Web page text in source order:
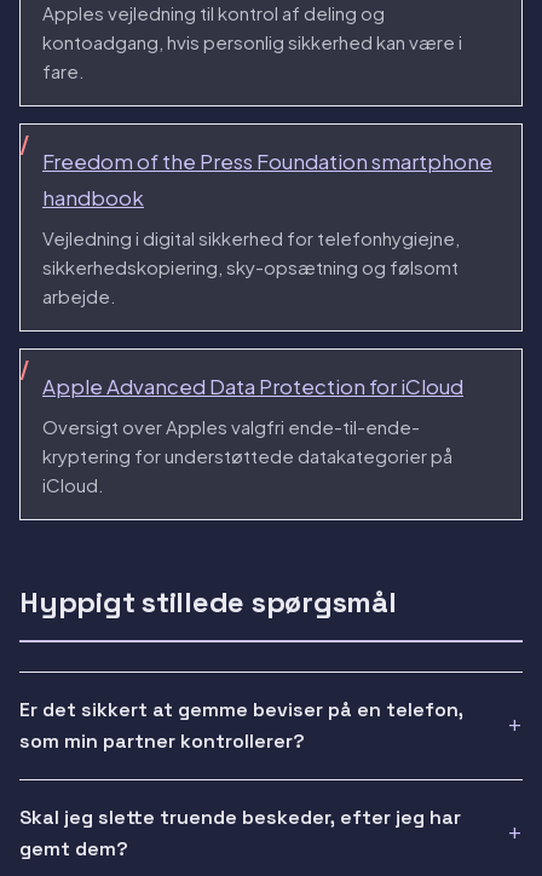
Apples vejledning til kontrol af deling og
kontoadgang, hvis personlig sikkerhed kan være i
fare.
Freedom of the Press Foundation smartphone
handbook
Vejledning i digital sikkerhed for telefonhygiejne,
sikkerhedskopiering, sky-opsætning og følsomt
arbejde.
Apple Advanced Data Protection for iCloud
Oversigt over Apples valgfri ende-til-ende-
kryptering for understøttede datakategorier på
iCloud.
Hyppigt stillede spørgsmål
Er det sikkert at gemme beviser på en telefon,
som min partner kontrollerer?
Skal jeg slette truende beskeder, efter jeg har
gemt dem?